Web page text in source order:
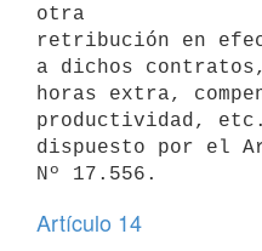
otra
retribución en
a dichos
horas extra,
productividad,
dispuesto por el
Artículo 14